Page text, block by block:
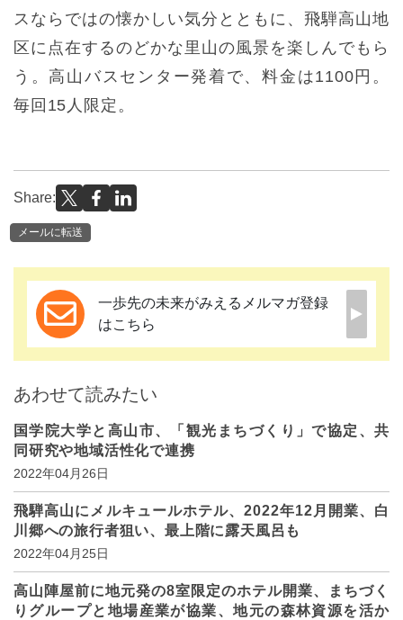
スならではの懐かしい気分とともに、飛騨高山地
区に点在するのどかな里山の風景を楽しんでもら
う。高山バスセンター発着で、料金は1100円。
毎回15人限定。
Share:
メールに転送
一歩先の未来がみえるメルマガ登録
はこちら
あわせて読みたい
国学院大学と高山市、「観光まちづくり」で協定、共
同研究や地域活性化で連携
2022年04月26日
飛騨高山にメルキュールホテル、2022年12月開業、白
川郷への旅行者狙い、最上階に露天風呂も
2022年04月25日
高山陣屋前に地元発の8室限定のホテル開業、まちづく
りグループと地場産業が協業、地元の森林資源を活か